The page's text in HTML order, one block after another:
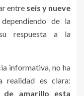
entre seis y nueve
de la
respuesta a la
informativa, no ha
realidad es clara:
amarillo esta